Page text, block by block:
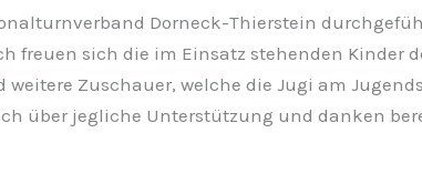
Dorneck-Thierstein
freuen sich die im Einsatz stehenden Kinder
Zuschauer, welche die Jugi am
über jegliche Unterstützung und danken